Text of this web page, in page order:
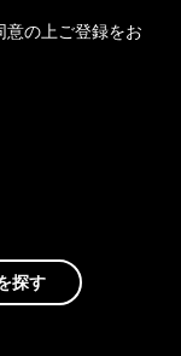
意の上ご登録をお
探す